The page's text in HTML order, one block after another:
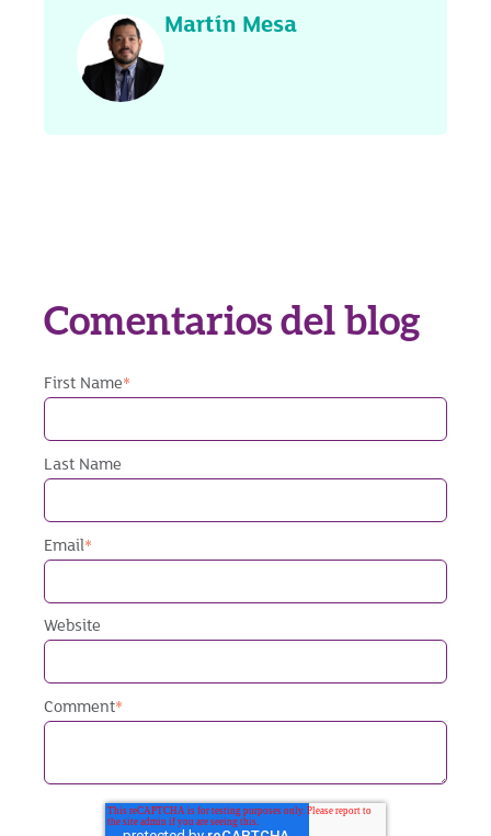
Martín Mesa
Comentarios del blog
First Name*
Last Name
Email*
Website
Comment*